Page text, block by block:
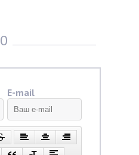
0
E-mail